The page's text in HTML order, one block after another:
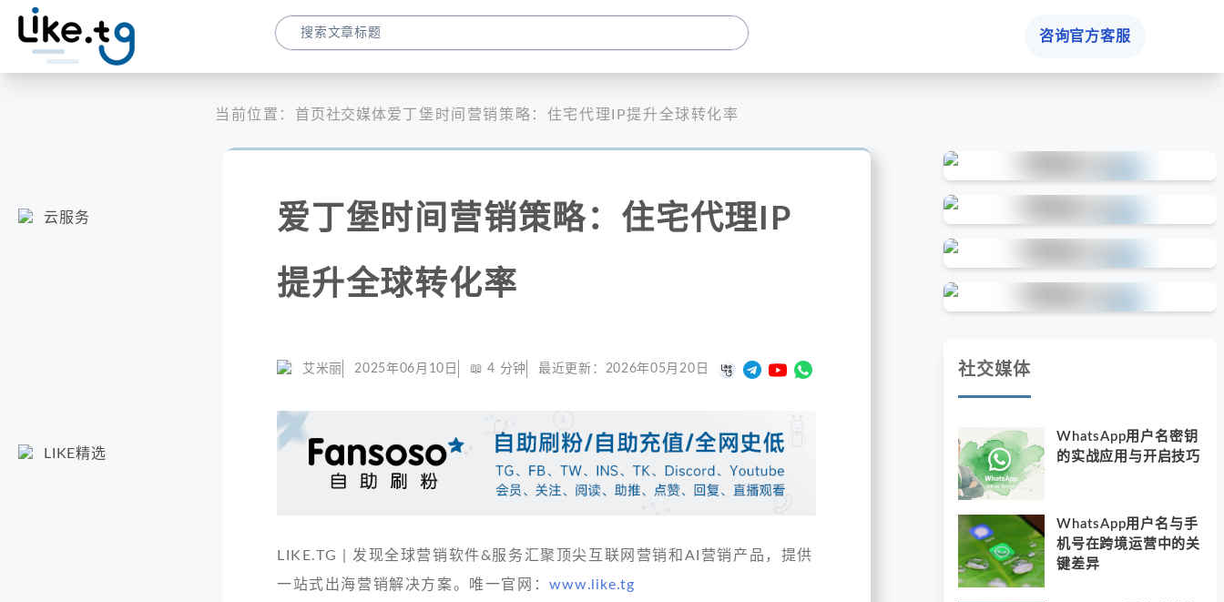
咨询官方客服
云服务
LIKE精选
当前位置： 首页社交媒体爱丁堡时间营销策略：住宅代理IP提升全球转化率
爱丁堡时间营销策略：住宅代理IP
提升全球转化率
艾米丽 2025年06月10日 📖4 分钟 最近更新： 2026年05月20日
LIKE.TG | 发现全球营销软件&服务汇聚顶尖互联网营销和AI营销产品，提供
一站式出海营销解决方案。唯一官网：www.like.tg
社交媒体
WhatsApp用户名密钥
的实战应用与开启技巧
WhatsApp用户名与手
机号在跨境运营中的关
键差异